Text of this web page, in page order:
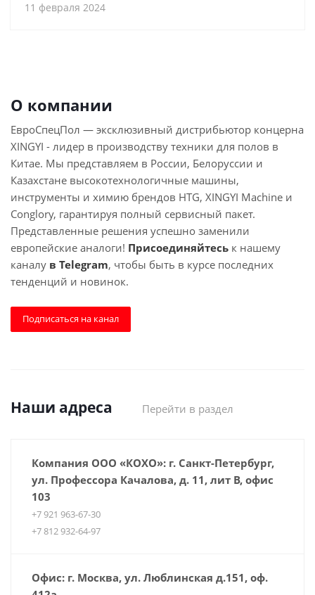
11 февраля 2024
О компании
ЕвроСпецПол — эксклюзивный дистрибьютор концерна
XINGYI - лидер в производству техники для полов в
Китае. Мы представляем в России, Белоруссии и
Казахстане высокотехнологичные машины,
инструменты и химию брендов HTG, XINGYI Machine и
Conglory, гарантируя полный сервисный пакет.
Представленные решения успешно заменили
европейские аналоги! Присоединяйтесь к нашему
каналу в Telegram, чтобы быть в курсе последних
тенденций и новинок.
Подписаться на канал
Наши адреса Перейти в раздел
Компания ООО «КОХО»: г. Санкт-Петербург,
ул. Профессора Качалова, д. 11, лит В, офис
103
+7 921 963-67-30
+7 812 932-64-97
Офис: г. Москва, ул. Люблинская д.151, оф.